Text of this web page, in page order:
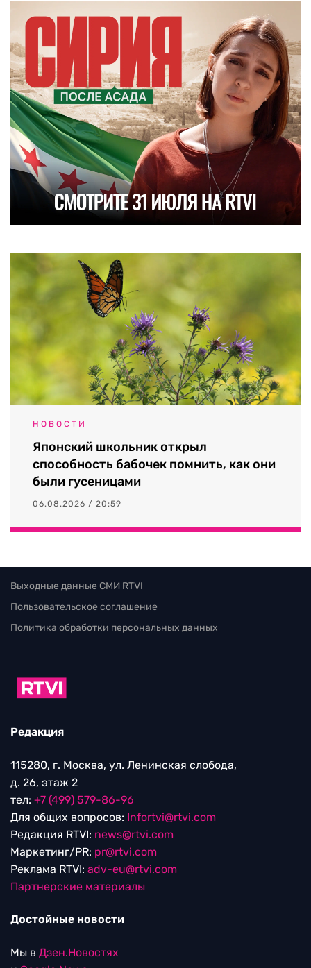
НОВОСТИ
Японский школьник открыл
способность бабочек помнить, как они
были гусеницами
06.08.2026 / 20:59
Выходные данные СМИ RTVI
Пользовательское соглашение
Политика обработки персональных данных
Редакция
115280, г. Москва, ул. Ленинская слобода,
д. 26, этаж 2
тел: +7 (499) 579-86-96
Для общих вопросов: Infortvi@rtvi.com
Редакция RTVI: news@rtvi.com
Маркетинг/PR: pr@rtvi.com
Реклама RTVI: adv-eu@rtvi.com
Партнерские материалы
Достойные новости
Мы в Дзен.Новостях